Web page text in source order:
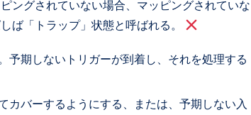
ングされていない場合、マッピングされていな
ば「トラップ」状態と呼ばれる。
予期しないトリガーが到着し、それを処理する
カバーするようにする、または、予期しない入